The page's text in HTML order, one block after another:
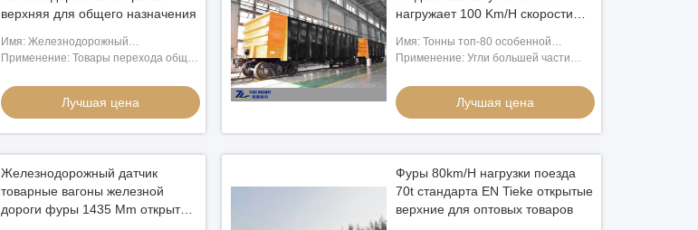
верхняя для общего назначения
Имя: Железнодорожный
общецелевой тяжелый груз гондолы
Применение: Товары перехода общие
Лучшая цена
нагружает 100 Km/H скорости
Имя: Тонны топ-80 особенной
гондолы ванны фуры угля открытые
железную дорогу
Применение: Угли большей части
Лучшая цена
Железнодорожный датчик
товарные вагоны железной
дороги фуры 1435 Mm открытые
Фуры 80km/H нагрузки поезда
70t стандарта EN Tieke открытые
верхние для оптовых товаров